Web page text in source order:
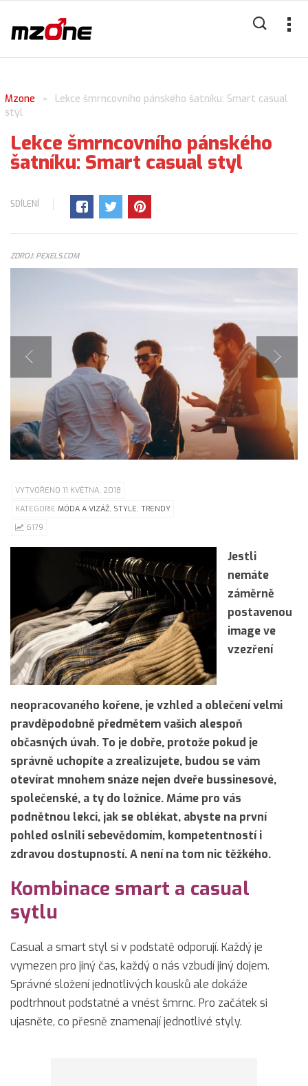
Mzone >
Lekce šmrncovního pánského šatníku: Smart casual
styl
Lekce šmrncovního pánského
šatníku: Smart casual styl
SDÍLENÍ
ZDROJ: PEXELS.COM
VYTVOŘENO 11 KVĚTNA, 2018
KATEGORIE MÓDA A VIZÁŽ, STYLE, TRENDY
6179
Jestli
nemáte
záměrně
postavenou
image ve
vzezření
neopracovaného kořene, je vzhled a oblečení velmi
pravděpodobně předmětem vašich alespoň
občasných úvah. To je dobře, protože pokud je
správně uchopíte a zrealizujete, budou se vám
otevírat mnohem snáze nejen dveře bussinesové,
společenské, a ty do ložnice. Máme pro vás
podnětnou lekci, jak se oblékat, abyste na první
pohled oslnili sebevědomím, kompetentností i
zdravou dostupností. A není na tom nic těžkého.
Kombinace smart a casual
sytlu
Casual a smart styl si v podstatě odporují. Každý je
vymezen pro jiný čas, každý o nás vzbudí jiný dojem.
Správné složení jednotlivých kousků ale dokáže
podtrhnout podstatné a vnést šmrnc. Pro začátek si
ujasněte, co přesně znamenají jednotlivé styly.